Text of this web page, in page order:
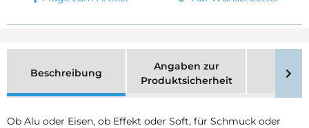
Beschreibung
Angaben zur
Produktsicherheit
Ob Alu oder Eisen, ob Effekt oder Soft, für Schmuck oder